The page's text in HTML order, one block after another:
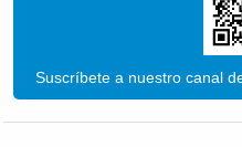
Suscríbete a nuestro canal